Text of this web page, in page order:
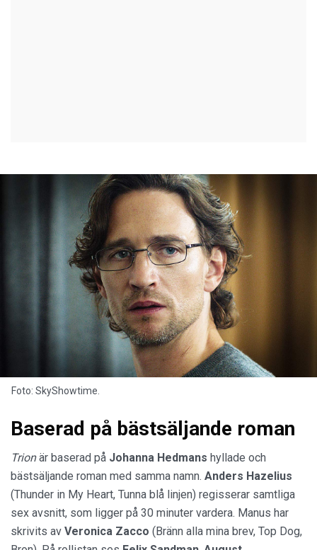
Foto: SkyShowtime.
Baserad på bästsäljande roman
Trionär baserad på Johanna Hedmans hyllade och
bästsäljande roman med samma namn. Anders Hazelius
(Thunder in My Heart, Tunna blå linjen) regisserar samtliga
sex avsnitt, som ligger på 30 minuter vardera. Manus har
skrivits av Veronica Zacco (Bränn alla mina brev, Top Dog,